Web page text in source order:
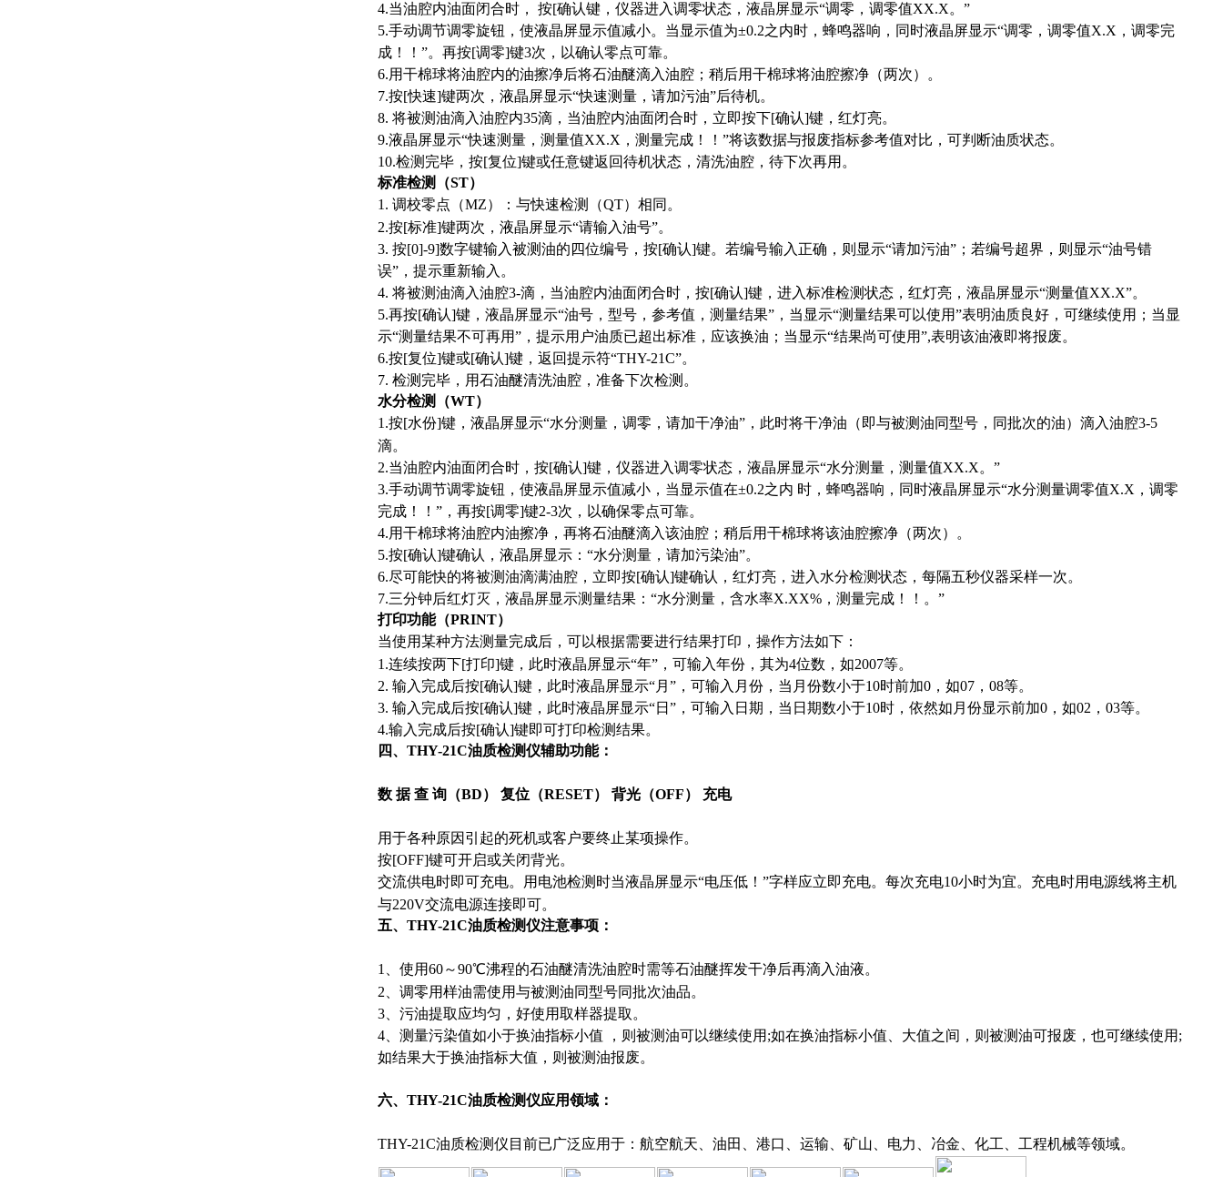
4.当油腔内油面闭合时， 按[确认键，仪器进入调零状态，液晶屏显示“调零，调零值XX.X。”
5.手动调节调零旋钮，使液晶屏显示值减小。当显示值为±0.2之内时，蜂鸣器响，同时液晶屏显示“调零，调零值X.X，调零完
成！！”。再按[调零]键3次，以确认零点可靠。
6.用干棉球将油腔内的油擦净后将石油醚滴入油腔；稍后用干棉球将油腔擦净（两次）。
7.按[快速]键两次，液晶屏显示“快速测量，请加污油”后待机。
8. 将被测油滴入油腔内35滴，当油腔内油面闭合时，立即按下[确认]键，红灯亮。
9.液晶屏显示“快速测量，测量值XX.X，测量完成！！”将该数据与报废指标参考值对比，可判断油质状态。
10.检测完毕，按[复位]键或任意键返回待机状态，清洗油腔，待下次再用。
标准检测（ST）
1. 调校零点（MZ）：与快速检测（QT）相同。
2.按[标准]键两次，液晶屏显示“请输入油号”。
3. 按[0]-9]数字键输入被测油的四位编号，按[确认]键。若编号输入正确，则显示“请加污油”；若编号超界，则显示“油号错
误”，提示重新输入。
4. 将被测油滴入油腔3-滴，当油腔内油面闭合时，按[确认]键，进入标准检测状态，红灯亮，液晶屏显示“测量值XX.X”。
5.再按[确认]键，液晶屏显示“油号，型号，参考值，测量结果”，当显示“测量结果可以使用”表明油质良好，可继续使用；当显
示“测量结果不可再用”，提示用户油质已超出标准，应该换油；当显示“结果尚可使用”,表明该油液即将报废。
6.按[复位]键或[确认]键，返回提示符“THY-21C”。
7. 检测完毕，用石油醚清洗油腔，准备下次检测。
水分检测（WT）
1.按[水份]键，液晶屏显示“水分测量，调零，请加干净油”，此时将干净油（即与被测油同型号，同批次的油）滴入油腔3-5
滴。
2.当油腔内油面闭合时，按[确认]键，仪器进入调零状态，液晶屏显示“水分测量，测量值XX.X。”
3.手动调节调零旋钮，使液晶屏显示值减小，当显示值在±0.2之内 时，蜂鸣器响，同时液晶屏显示“水分测量调零值X.X，调零
完成！！”，再按[调零]键2-3次，以确保零点可靠。
4.用干棉球将油腔内油擦净，再将石油醚滴入该油腔；稍后用干棉球将该油腔擦净（两次）。
5.按[确认]键确认，液晶屏显示：“水分测量，请加污染油”。
6.尽可能快的将被测油滴满油腔，立即按[确认]键确认，红灯亮，进入水分检测状态，每隔五秒仪器采样一次。
7.三分钟后红灯灭，液晶屏显示测量结果：“水分测量，含水率X.XX%，测量完成！！。”
打印功能（PRINT）
当使用某种方法测量完成后，可以根据需要进行结果打印，操作方法如下：
1.连续按两下[打印]键，此时液晶屏显示“年”，可输入年份，其为4位数，如2007等。
2. 输入完成后按[确认]键，此时液晶屏显示“月”，可输入月份，当月份数小于10时前加0，如07，08等。
3. 输入完成后按[确认]键，此时液晶屏显示“日”，可输入日期，当日期数小于10时，依然如月份显示前加0，如02，03等。
4.输入完成后按[确认]键即可打印检测结果。
四、THY-21C油质检测仪辅助功能：
数 据 查 询（BD） 复位（RESET） 背光（OFF） 充电
用于各种原因引起的死机或客户要终止某项操作。
按[OFF]键可开启或关闭背光。
交流供电时即可充电。用电池检测时当液晶屏显示“电压低！”字样应立即充电。每次充电10小时为宜。充电时用电源线将主机
与220V交流电源连接即可。
五、THY-21C油质检测仪注意事项：
1、使用60～90℃沸程的石油醚清洗油腔时需等石油醚挥发干净后再滴入油液。
2、调零用样油需使用与被测油同型号同批次油品。
3、污油提取应均匀，好使用取样器提取。
4、测量污染值如小于换油指标小值 ，则被测油可以继续使用;如在换油指标小值、大值之间，则被测油可报废，也可继续使用;
如结果大于换油指标大值，则被测油报废。
六、THY-21C油质检测仪应用领域：
THY-21C油质检测仪目前已广泛应用于：航空航天、油田、港口、运输、矿山、电力、冶金、化工、工程机械等领域。